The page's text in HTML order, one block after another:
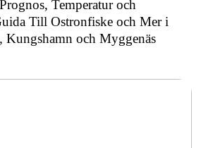
Temperatur och
Till Ostronfiske och Mer i
Kungshamn och Myggenäs